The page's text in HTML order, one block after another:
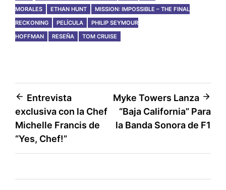
MORALES
ETHAN HUNT
MISSION: IMPOSSIBLE – THE FINAL
RECKONING
PELÍCULA
PHILIP SEYMOUR
HOFFMAN
RESEÑA TOM CRUISE
Post
navigation
Entrevista
exclusiva con la Chef
Michelle Francis de
“Yes, Chef!”
Myke Towers Lanza
“Baja California” Para
la Banda Sonora de F1